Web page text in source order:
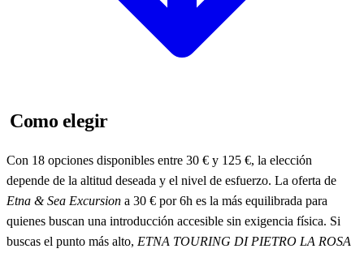
Como elegir
Con 18 opciones disponibles entre 30 € y 125 €, la elección
depende de la altitud deseada y el nivel de esfuerzo. La oferta de
Etna & Sea Excursion a 30 € por 6h es la más equilibrada para
quienes buscan una introducción accesible sin exigencia física. Si
buscas el punto más alto, ETNA TOURING DI PIETRO LA ROSA